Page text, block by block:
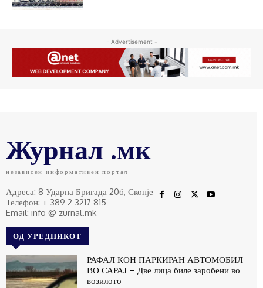
- Advertisement -
Журнал .мк
независен информативен портал
Адреса: 8 Ударна Бригада 20б, Скопје
Телефон: + 389 2 3217 815
Email: info @ zurnal.mk
ОД УРЕДНИКОТ
РАФАЛ КОН ПАРКИРАН АВТОМОБИЛ
ВО САРАЈ – Две лица биле заробени во
возилото